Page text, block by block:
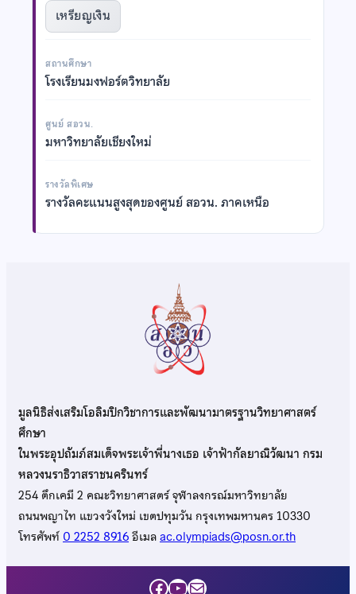
เหรียญเงิน
สถานศึกษา
โรงเรียนมงฟอร์ตวิทยาลัย
ศูนย์ สอวน.
มหาวิทยาลัยเชียงใหม่
รางวัลพิเศษ
รางวัลคะแนนสูงสุดของศูนย์ สอวน. ภาคเหนือ
มูลนิธิส่งเสริมโอลิมปิกวิชาการและพัฒนามาตรฐานวิทยาศาสตร์
ศึกษา
ในพระอุปถัมภ์สมเด็จพระเจ้าพี่นางเธอ เจ้าฟ้ากัลยาณิวัฒนา กรม
หลวงนราธิวาสราชนครินทร์
254 ตึกเคมี 2 คณะวิทยาศาสตร์ จุฬาลงกรณ์มหาวิทยาลัย
ถนนพญาไท แขวงวังใหม่ เขตปทุมวัน กรุงเทพมหานคร 10330
โทรศัพท์0 2252 8916อีเมลac.olympiads@posn.or.th
Facebook
YouTube
Mail